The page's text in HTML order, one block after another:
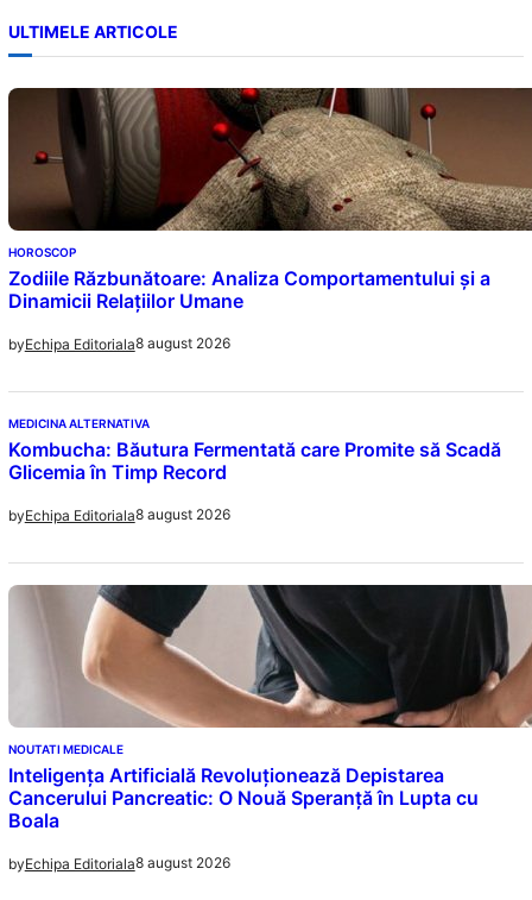
ULTIMELE ARTICOLE
HOROSCOP
Zodiile Răzbunătoare: Analiza Comportamentului și a
Dinamicii Relațiilor Umane
byEchipa Editoriala8 august 2026
MEDICINA ALTERNATIVA
Kombucha: Băutura Fermentată care Promite să Scadă
Glicemia în Timp Record
byEchipa Editoriala8 august 2026
NOUTATI MEDICALE
Inteligența Artificială Revoluționează Depistarea
Cancerului Pancreatic: O Nouă Speranță în Lupta cu
Boala
byEchipa Editoriala8 august 2026